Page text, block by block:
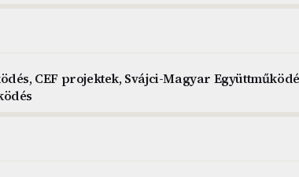
CEF projektek, Svájci-Magyar